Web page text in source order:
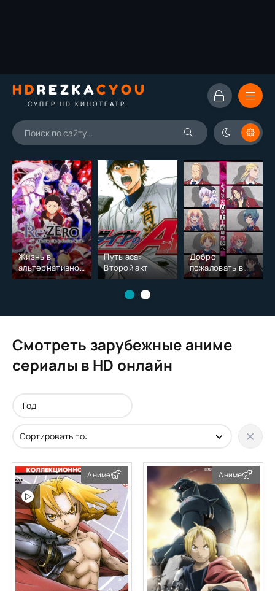
HDREZKACYOU
СУПЕР HD КИНОТЕАТР
Жизнь в
альтернативном
мире с нуля
Путь аса:
Второй акт
Добро
пожаловать в
класс
Смотреть зарубежные аниме
сериалы в HD онлайн
Аниме Аниме